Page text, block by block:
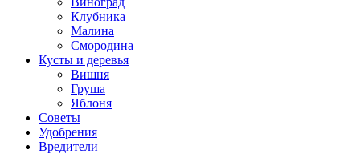
Клубника
Малина
Смородина
Кусты и деревья
Вишня
Груша
Яблоня
Советы
Удобрения
Вредители